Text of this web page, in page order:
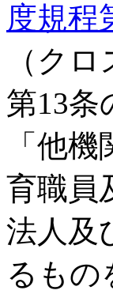
度規程
（ク
第13
「他
育職員
法人及
るもの